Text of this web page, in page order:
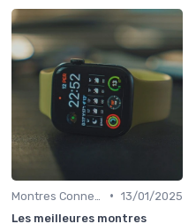
• 13/01/2025
Les meilleures montres